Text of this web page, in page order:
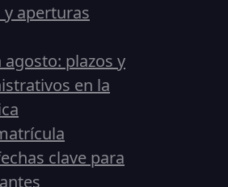
aperturas
plazos y
en la
clave para